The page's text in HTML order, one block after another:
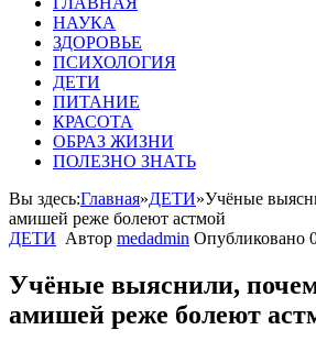
НАУКА
ЗДОРОВЬЕ
ПСИХОЛОГИЯ
ДЕТИ
ПИТАНИЕ
КРАСОТА
ОБРАЗ ЖИЗНИ
ПОЛЕЗНО ЗНАТЬ
Вы здесь:Главная»ДЕТИ»Учёные
амишей реже болеют астмой
ДЕТИ Автор medadmin Опубликовано
Учёные выяснили,
амишей реже болеют